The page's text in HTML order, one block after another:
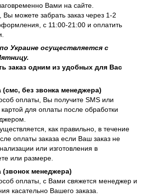
Вами на сайте.
можете забрать заказ через 1-2
с 11:00-21:00 и оплатить
Украине осуществляется с
заказ одним из удобных для Вас
(смс, без звонка менеджера)
оплаты, Вы получите SMS или
для оплаты после обработки
как правильно, в течение
оплаты заказа если Ваш заказ не
или изготовления в
или размере.
(звонок менеджера)
оплаты, с Вами свяжется менеджер и
касательно Вашего заказа.